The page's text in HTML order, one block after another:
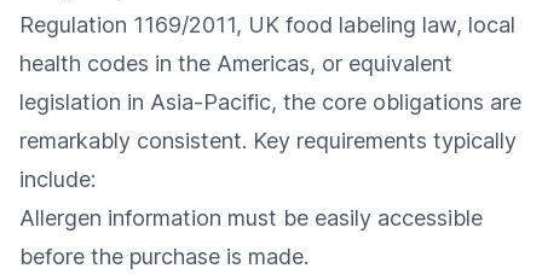
Regulation 1169/2011, UK food labeling law, local
health codes in the Americas, or equivalent
legislation in Asia-Pacific, the core obligations are
remarkably consistent. Key requirements typically
include:
Allergen information must be easily accessible
before the purchase is made.